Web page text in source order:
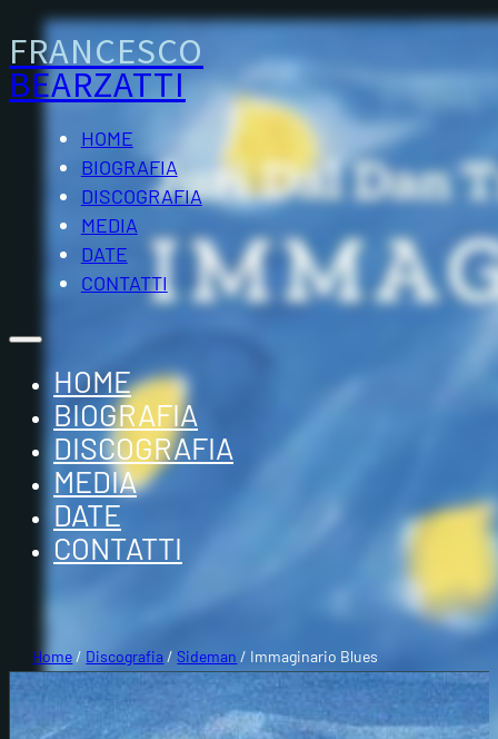
FRANCESCO
BEARZATTI
HOME
BIOGRAFIA
DISCOGRAFIA
MEDIA
DATE
CONTATTI
HOME
BIOGRAFIA
DISCOGRAFIA
MEDIA
DATE
CONTATTI
Home/ Discografia /Sideman / Immaginario Blues